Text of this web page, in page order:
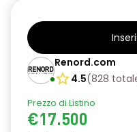
Alzacristalli elettrici
Barre tetto modulari nere
Bracciolo anteriore con
Chiave pieghevole a 3
Renord.com
4.5(828
Prezzo di Listino
€17.500